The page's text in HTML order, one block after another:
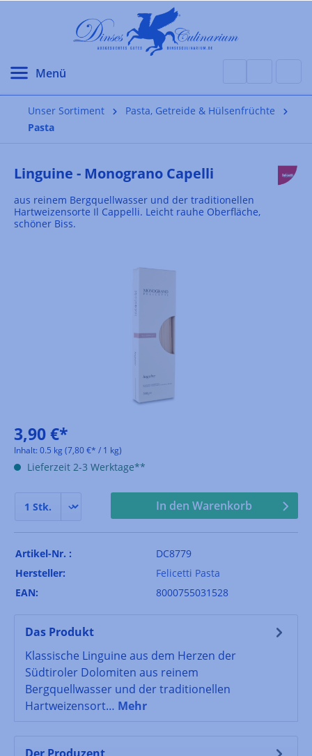
Unser Sortiment
Pasta, Getreide & Hülsenfrüchte
Pasta
Linguine - Monograno Capelli
aus reinem Bergquellwasser und der traditionellen
Hartweizensorte Il Cappelli. Leicht rauhe Oberfläche,
schöner Biss.
3,90 €*
Inhalt: 0.5 kg (7,80 €* / 1 kg)
Lieferzeit 2-3 Werktage**
In den Warenkorb
Artikel-Nr. :
DC8779
Hersteller:
Felicetti Pasta
EAN:
8000755031528
Das Produkt
Klassische Linguine aus dem Herzen der
Südtiroler Dolomiten aus reinem
Bergquellwasser und der traditionellen
Hartweizensort… Mehr
Der Produzent